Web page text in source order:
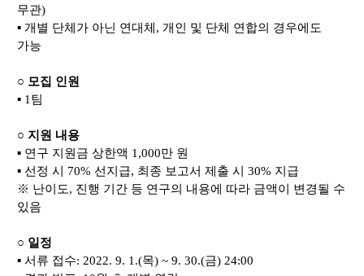
무관)
▪ 개별 단체가 아닌 연대체 , 개인 및 단체 연합의 경우에도
가능
○​ 모집 인원
▪ 1팀
○ 지원 내용
▪ 연구 지원금 상한액 1,000만 원
▪ 선정 시 70% 선지급, 최종 보고서 제출 시 30% 지급
※ 난이도, 진행 기간 등 연구의 내용에 따라 금액이 변경될 수
있음
○​ 일정
▪ 서류 접수: 2022. 9. 1.(목) ~ 9. 30.(금) 24:00